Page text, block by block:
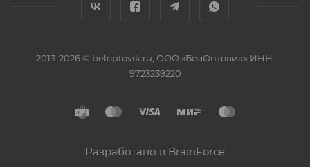
2013-2026 © beloptovik.ru, ООО «БелОптовик» ИНН:
9723239220
Разработано в BrainForce